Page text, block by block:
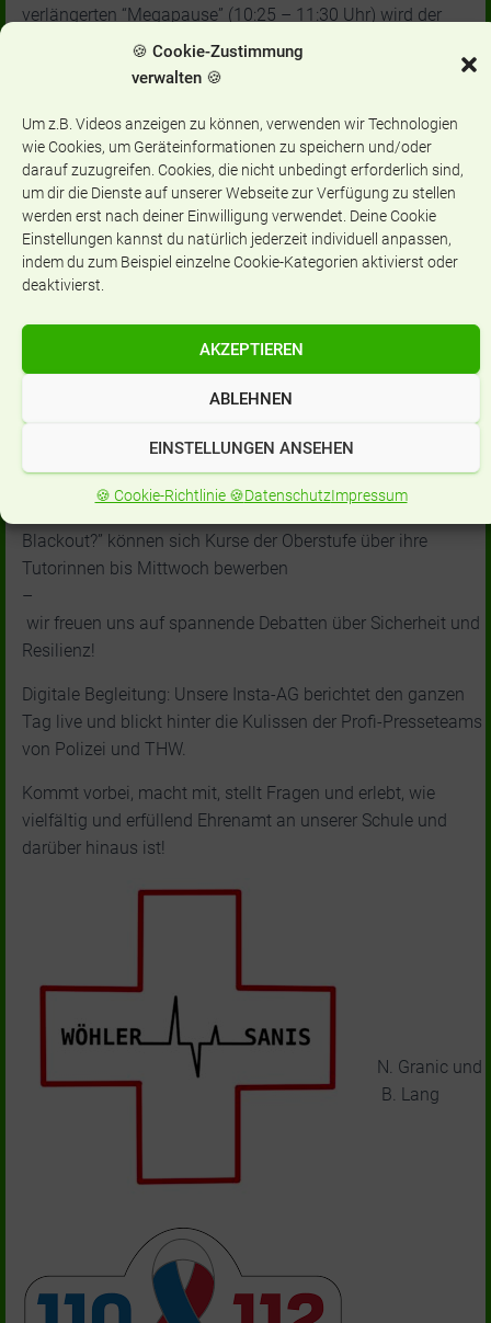
🍪 Cookie-Zustimmung
verwalten 🍪
Um z.B. Videos anzeigen zu können, verwenden wir Technologien
wie Cookies, um Geräteinformationen zu speichern und/oder
darauf zuzugreifen. Cookies, die nicht unbedingt erforderlich sind,
um dir die Dienste auf unserer Webseite zur Verfügung zu stellen
werden erst nach deiner Einwilligung verwendet. Deine Cookie
Einstellungen kannst du natürlich jederzeit individuell anpassen,
indem du zum Beispiel einzelne Cookie-Kategorien aktivierst oder
deaktivierst.
AKZEPTIEREN
ABLEHNEN
EINSTELLUNGEN ANSEHEN
🍪 Cookie-Richtlinie 🍪DatenschutzImpressum
verlängerten “Megapause” (10:25 – 11:30 Uhr) wird der
Schulhof zum Erlebnisraum. Bestaunt die Einsatzfahrzeuge
der freiwilligen Feuerwehr Ginnheim und des THW, macht
oder übt die Reanimation mit den Schulsanis. Besucht auch
den Stand der SV und trefft die engagierten Eltern und
Großeltern vor und in unserer Bibliothek zum gemeinsamen
Basteln mit Büchern.
Exklusiv für Mittel- und Oberstufe: Die Info- und Karriere-
Meile vor dem Haupteingang: Polizei und THW informieren
Workshops & Aula-Dialog 4-7. Std :
Für die Klassen 8-10: Bewerbt euch mit eurer Klasse für
Plätze für „Cops im Dialog“ mit der Polizei bis Mittwoch
über eure KL.
Oberstufe: Auch für die Fach-Workshops von Feuerwehr
“Ehrenamt von Einsatzdienst bis Katastrophenschutz” und
Blackout?” können sich Kurse der Oberstufe über ihre
Tutorinnen bis Mittwoch bewerben
–
wir freuen uns auf spannende Debatten über Sicherheit und
Resilienz!
Digitale Begleitung: Unsere Insta-AG berichtet den ganzen
Tag live und blickt hinter die Kulissen der Profi-Presseteams
von Polizei und THW.
Kommt vorbei, macht mit, stellt Fragen und erlebt, wie
vielfältig und erfüllend Ehrenamt an unserer Schule und
darüber hinaus ist!
N. Granic und
B. Lang